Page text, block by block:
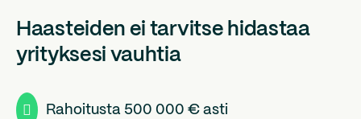
Haasteiden ei tarvitse hidastaa
yrityksesi vauhtia
 Rahoitusta 500 000 € asti